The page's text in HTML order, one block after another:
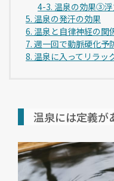
4-3. 温泉の効果③浮
5. 温泉の発汗の効果
6. 温泉と自律神経の関
7. 週一回で動脈硬化予
8. 温泉に入ってリラッ
温泉には定義が